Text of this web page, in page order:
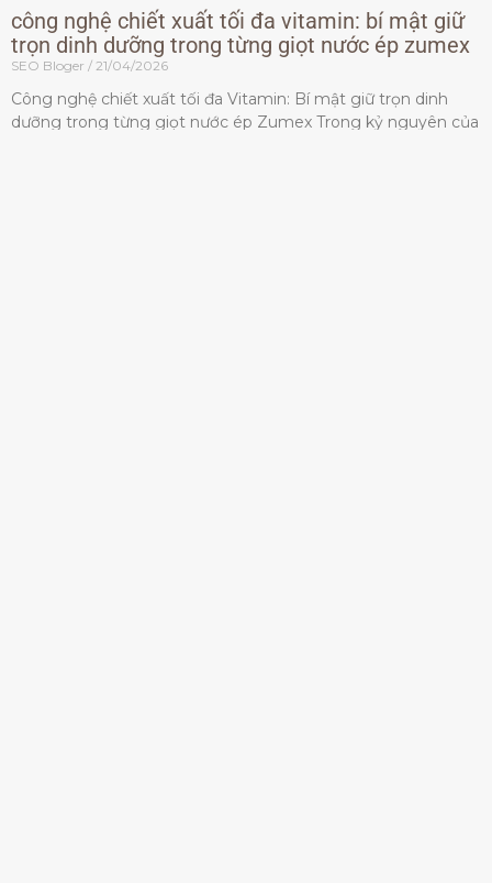
công nghệ chiết xuất tối đa vitamin: bí mật giữ
trọn dinh dưỡng trong từng giọt nước ép zumex
SEO Bloger 21/04/2026
Công nghệ chiết xuất tối đa Vitamin: Bí mật giữ trọn dinh
dưỡng trong từng giọt nước ép Zumex Trong kỷ nguyên của